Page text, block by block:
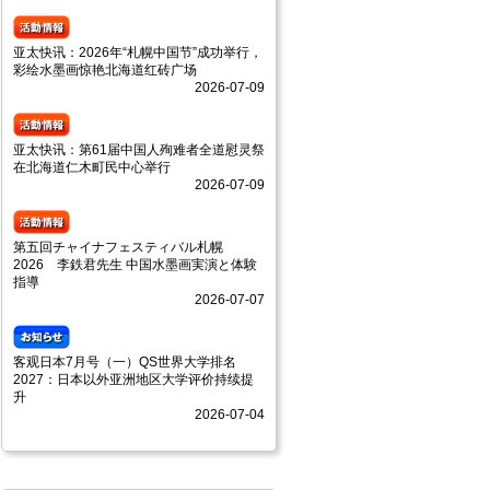
亚太快讯：2026年“札幌中国节”成功举行，
彩绘水墨画惊艳北海道红砖广场
2026-07-09
亚太快讯：第61届中国人殉难者全道慰灵祭
在北海道仁木町民中心举行
2026-07-09
第五回チャイナフェスティバル札幌
2026 李鉄君先生 中国水墨画実演と体験
指導
2026-07-07
客观日本7月号（一）QS世界大学排名
2027：日本以外亚洲地区大学评价持续提
升
2026-07-04